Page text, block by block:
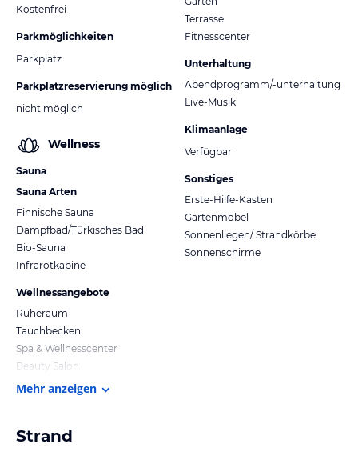
Kostenfrei
Parkmöglichkeiten
Parkplatz
Parkplatzreservierung möglich
nicht möglich
Wellness
Sauna
Sauna Arten
Finnische Sauna
Dampfbad/Türkisches Bad
Bio-Sauna
Infrarotkabine
Wellnessangebote
Ruheraum
Tauchbecken
Spa & Wellnesscenter
Beauty Salon
Terrasse
Fitnesscenter
Unterhaltung
Abendprogramm/-unterhaltung
Live-Musik
Klimaanlage
Verfügbar
Sonstiges
Erste-Hilfe-Kasten
Gartenmöbel
Sonnenliegen/ Strandkörbe
Sonnenschirme
Mehr anzeigen
Strand